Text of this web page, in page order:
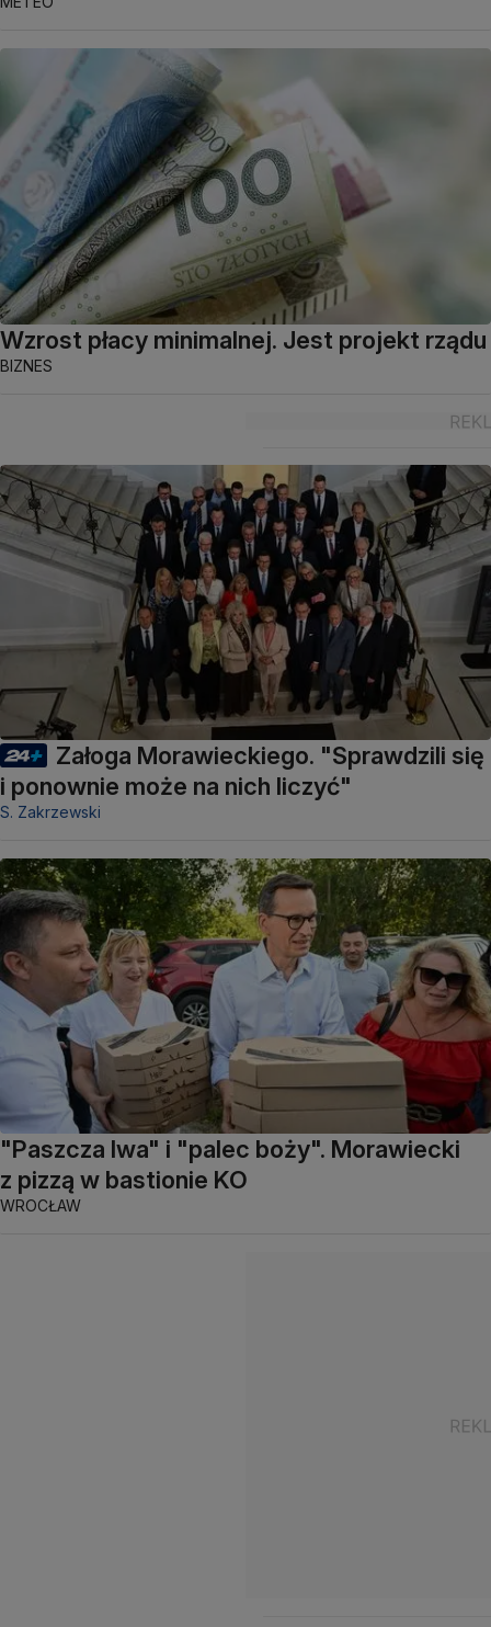
Wzrost płacy minimalnej. Jest projekt rządu
BIZNES
Załoga Morawieckiego. "Sprawdzili się
i ponownie może na nich liczyć"
S. Zakrzewski
"Paszcza lwa" i "palec boży". Morawiecki
z pizzą w bastionie KO
WROCŁAW